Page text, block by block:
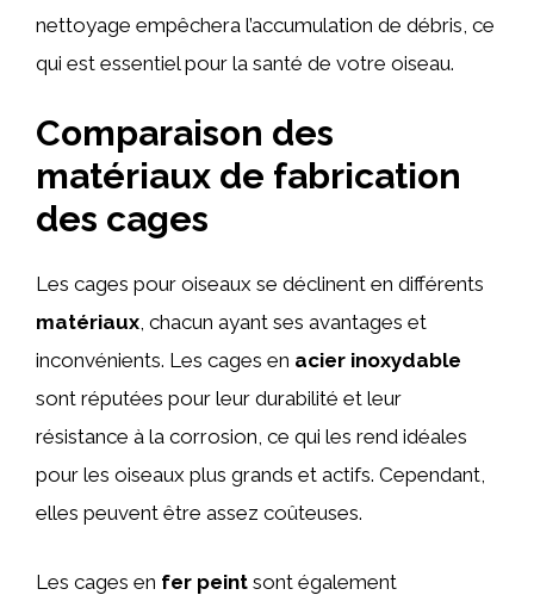
nettoyage empêchera l’accumulation de débris, ce
qui est essentiel pour la santé de votre oiseau.
Comparaison des
matériaux de fabrication
des cages
Les cages pour oiseaux se déclinent en différents
matériaux, chacun ayant ses avantages et
inconvénients. Les cages en acier inoxydable
sont réputées pour leur durabilité et leur
résistance à la corrosion, ce qui les rend idéales
pour les oiseaux plus grands et actifs. Cependant,
elles peuvent être assez coûteuses.
Les cages en fer peint sont également